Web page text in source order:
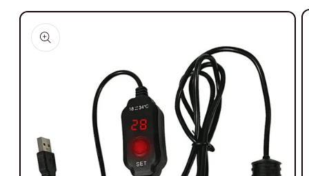
directamente
a la
información
del producto